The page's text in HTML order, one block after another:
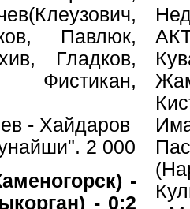
Павлюк,
Гладков,
Фистикан,
- Хайдаров
2 000
-
- 0:2